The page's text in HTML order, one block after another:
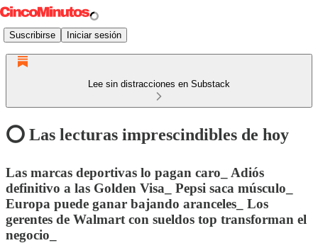
Suscribirse Iniciar sesión
Lee sin distracciones en Substack
⭕️ Las lecturas imprescindibles de hoy
Las marcas deportivas lo pagan caro_ Adiós
definitivo a las Golden Visa_ Pepsi saca músculo_
Europa puede ganar bajando aranceles_ Los
gerentes de Walmart con sueldos top transforman el
negocio_